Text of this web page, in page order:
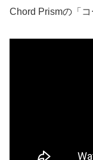
Chord Prismの「